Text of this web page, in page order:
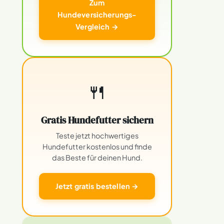
Zum
Hundeversicherungs-
Vergleich →
🍴
Gratis Hundefutter sichern
Teste jetzt hochwertiges
Hundefutter kostenlos und finde
das Beste für deinen Hund.
Jetzt gratis bestellen →